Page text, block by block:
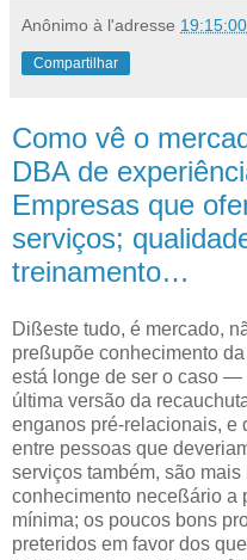
Anônimo à l'adresse 19:15:00
Compartilhar
Como vê o
DBA de
Empresas que
serviços;
treinamento…
Dißeste tudo, é mercado,
preßupõe conhecimento
está longe de ser o caso —
última versão da
enganos pré-relacionais, e
entre pessoas que
serviços também, são
conhecimento neceßário a
mínima; os poucos bons
preteridos em favor dos